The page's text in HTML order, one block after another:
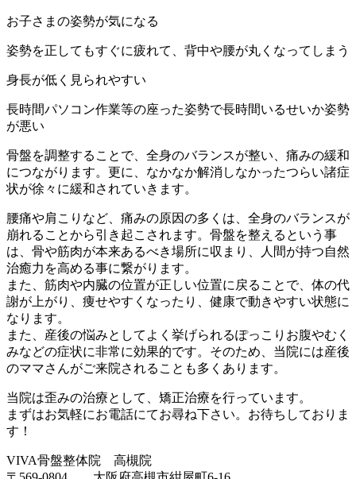
お子さまの姿勢が気になる
姿勢を正してもすぐに疲れて、背中や腰が丸くなってしまう
身長が低く見られやすい
長時間パソコン作業等の座った姿勢で長時間いるせいか姿勢
が悪い
骨盤を調整することで、全身のバランスが整い、痛みの緩和
につながります。更に、なかなか解消しなかったつらい諸症
状が徐々に緩和されていきます。
腰痛や肩こりなど、痛みの原因の多くは、全身のバランスが
崩れることから引き起こされます。骨盤を整えるという事
は、骨や筋肉が本来あるべき場所に収まり、人間が持つ自然
治癒力を高める事に繋がります。
また、筋肉や内臓の位置が正しい位置に戻ることで、体の代
謝が上がり、痩せやすくなったり、健康で動きやすい状態に
なります。
また、産後の悩みとしてよく挙げられるぽっこりお腹やむく
みなどの症状に非常に効果的です。そのため、当院には産後
のママさんがご来院されることも多くあります。
当院は歪みの治療として、矯正治療を行っています。
まずはお気軽にお電話にてお尋ね下さい。お待ちしておりま
す！
VIVA骨盤整体院 高槻院